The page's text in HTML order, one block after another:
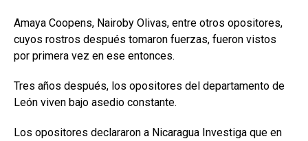
Amaya Coopens, Nairoby Olivas, entre otros opositores,
cuyos rostros después tomaron fuerzas, fueron vistos
por primera vez en ese entonces.
Tres años después, los opositores del departamento de
León viven bajo asedio constante.
Los opositores declararon a Nicaragua Investiga que en